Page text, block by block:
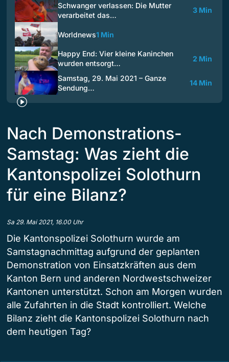
Schwanger verlassen: Die Mutter
verarbeitet das…
3 Min
Worldnews1 Min
Happy End: Vier kleine Kaninchen
wurden entsorgt…
2 Min
Samstag, 29. Mai 2021 – Ganze
Sendung…
14 Min
Nach Demonstrations-
Samstag: Was zieht die
Kantonspolizei Solothurn
für eine Bilanz?
Sa 29. Mai 2021, 16.00 Uhr
Die Kantonspolizei Solothurn wurde am
Samstagnachmittag aufgrund der geplanten
Demonstration von Einsatzkräften aus dem
Kanton Bern und anderen Nordwestschweizer
Kantonen unterstützt. Schon am Morgen wurden
alle Zufahrten in die Stadt kontrolliert. Welche
Bilanz zieht die Kantonspolizei Solothurn nach
dem heutigen Tag?